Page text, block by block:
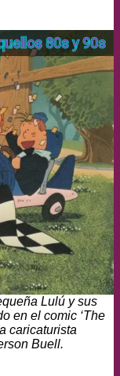
Lulú y sus
en el comic ‘The
caricaturista
Buell.